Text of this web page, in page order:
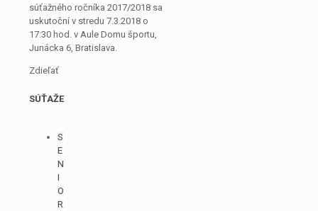
súťažného ročníka 2017/2018 sa
uskutoční v stredu 7.3.2018 o
17:30 hod. v Aule Domu športu,
Junácka 6, Bratislava.
Zdieľať
SÚŤAŽE
S
E
N
I
O
R